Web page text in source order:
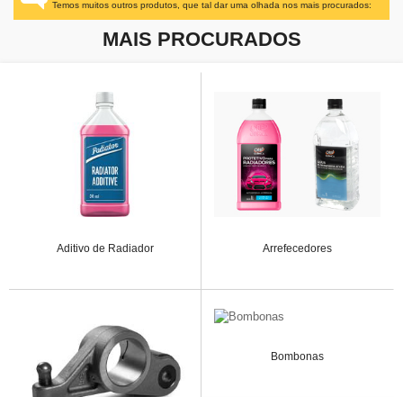
Temos muitos outros produtos, que tal dar uma olhada nos mais procurados:
MAIS PROCURADOS
Aditivo de Radiador Arrefecedores
Bombonas